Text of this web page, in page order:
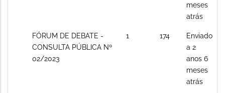
meses
atrás
Sem
novos
posts
FÓRUM DE DEBATE -
CONSULTA PÚBLICA Nº
02/2023
1 174
Enviado
a 2
anos 6
meses
atrás